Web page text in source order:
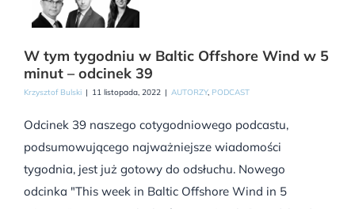
W tym tygodniu w Baltic Offshore Wind w 5
minut – odcinek 39
Krzysztof Bulski | 11 listopada, 2022 | AUTORZY, PODCAST
Odcinek 39 naszego cotygodniowego podcastu,
podsumowującego najważniejsze wiadomości
tygodnia, jest już gotowy do odsłuchu. Nowego
odcinka "This week in Baltic Offshore Wind in 5